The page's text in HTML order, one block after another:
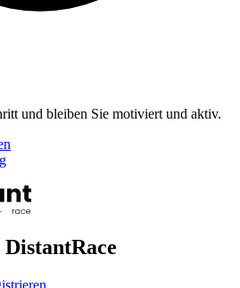
und bleiben Sie motiviert und aktiv.